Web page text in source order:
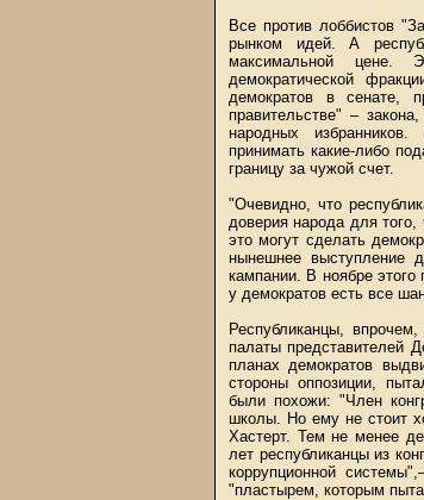
Все против лоббистов
рынком идей. А
максимальной цене.
демократической
демократов в сенате,
правительстве" –
народных
принимать какие-либо
границу за чужой счет.
"Очевидно, что
доверия народа для
это могут сделать
нынешнее выступление
кампании. В ноябре
у демократов есть все
Республиканцы,
палаты представителей
планах демократов
стороны оппозиции,
были похожи: "Член
школы. Но ему не стоит
Хастерт. Тем не менее
лет республиканцы из
коррупционной
"пластырем, которым